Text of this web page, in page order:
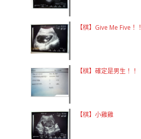
【棋】Give Me Five！！
【棋】確定是男生！！
【棋】小雞雞